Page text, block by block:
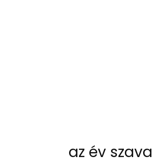
az év szava